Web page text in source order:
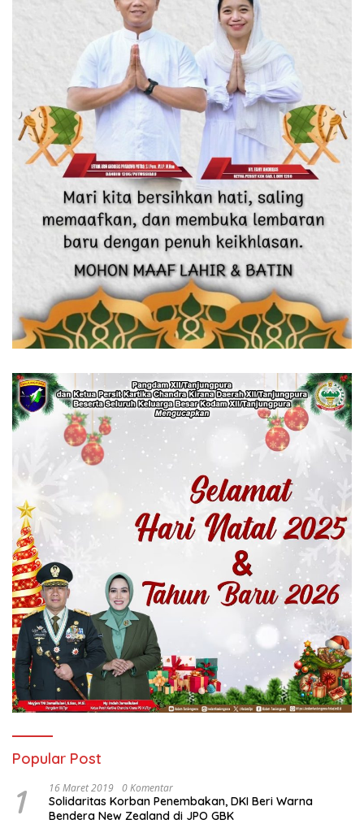
Popular Post
1 16 Maret 2019 0 Komentar
Solidaritas Korban Penembakan, DKI Beri Warna
Bendera New Zealand di JPO GBK